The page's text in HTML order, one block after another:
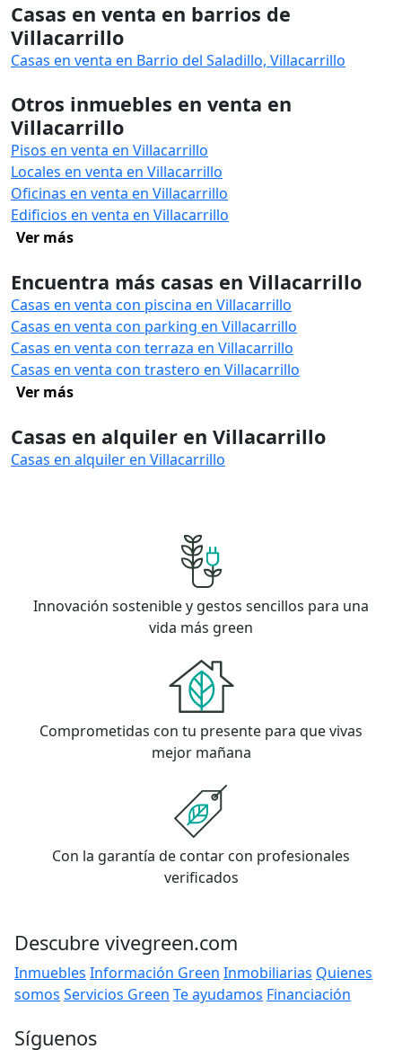
Casas en venta en barrios de
Villacarrillo
Casas en venta en Barrio del Saladillo, Villacarrillo
Otros inmuebles en venta en
Villacarrillo
Pisos en venta en Villacarrillo
Locales en venta en Villacarrillo
Oficinas en venta en Villacarrillo
Edificios en venta en Villacarrillo
Ver más
Encuentra más casas en Villacarrillo
Casas en venta con piscina en Villacarrillo
Casas en venta con parking en Villacarrillo
Casas en venta con terraza en Villacarrillo
Casas en venta con trastero en Villacarrillo
Ver más
Casas en alquiler en Villacarrillo
Casas en alquiler en Villacarrillo
Innovación sostenible y gestos sencillos para una
vida más green
Comprometidas con tu presente para que vivas
mejor mañana
Con la garantía de contar con profesionales
verificados
Descubre vivegreen.com
Inmuebles Información Green Inmobiliarias Quienes
somos Servicios Green Te ayudamos Financiación
Síguenos